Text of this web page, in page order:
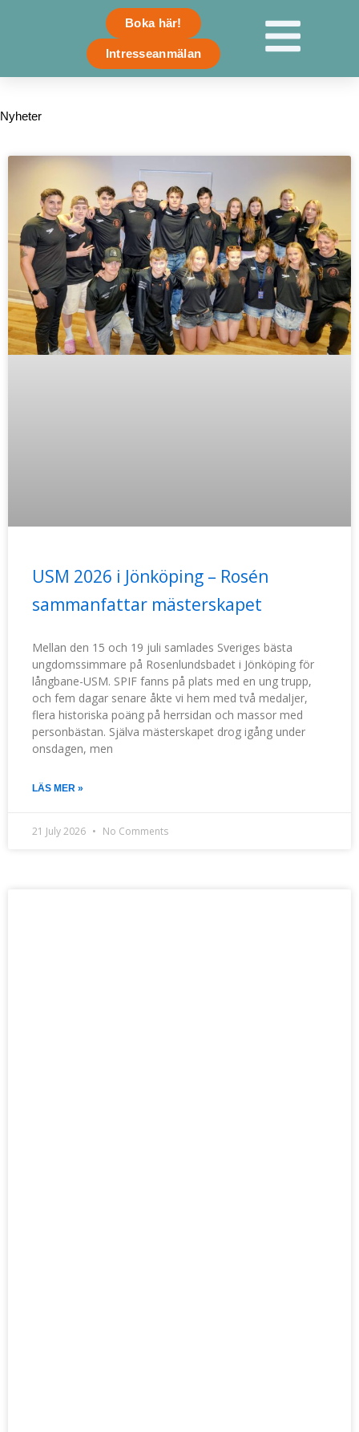
Boka här!
Intresseanmälan
Nyheter
USM 2026 i Jönköping – Rosén
sammanfattar mästerskapet
Mellan den 15 och 19 juli samlades Sveriges bästa
ungdomssimmare på Rosenlundsbadet i Jönköping för
långbane-USM. SPIF fanns på plats med en ung trupp,
och fem dagar senare åkte vi hem med två medaljer,
flera historiska poäng på herrsidan och massor med
personbästan. Själva mästerskapet drog igång under
onsdagen, men
LÄS MER »
21 July 2026 No Comments